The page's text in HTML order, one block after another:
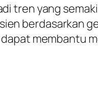
tren yang
berdasarkan
membantu